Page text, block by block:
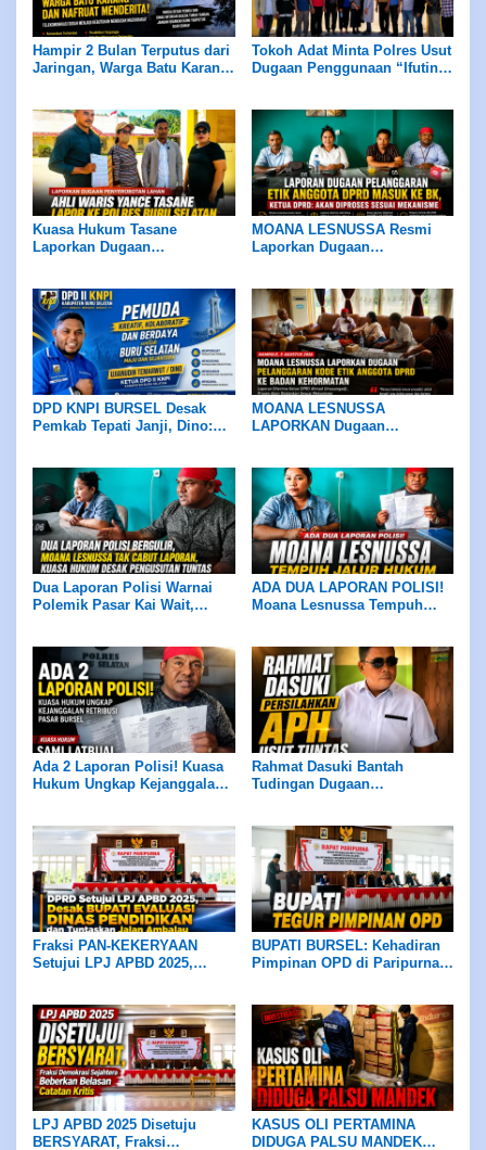
Hampir 2 Bulan Terputus dari
Jaringan, Warga Batu Karang
Tokoh Adat Minta Polres Usut
Dugaan Penggunaan “Ifutin”,
Orang
Kuasa Hukum Tasane
Laporkan Dugaan
Sesuai Hukum
MOANA LESNUSSA Resmi
Laporkan Dugaan
DPD KNPI BURSEL Desak
Pemkab Tepati Janji, Dino:
MOANA LESNUSSA
LAPORKAN Dugaan
DPRD Pastikan Diproses
Sesuai Mekanisme
Dua Laporan Polisi Warnai
Polemik Pasar Kai Wait,
Hukum Desak Pengusutan
hingga Pansus DPRD Bekerja
Objektif
ADA DUA LAPORAN POLISI!
Moana Lesnussa Tempuh
DPRD
Ada 2 Laporan Polisi! Kuasa
Hukum Ungkap Kejanggalan
Rahmat Dasuki Bantah
Tudingan Dugaan
Usut Tuntas
Fraksi PAN-KEKERYAAN
Setujui LPJ APBD 2025,
Jalan Ambalau
BUPATI BURSEL: Kehadiran
Pimpinan OPD di Paripurna
LPJ APBD 2025 Disetuju
BERSYARAT, Fraksi
KASUS OLI PERTAMINA
DIDUGA PALSU MANDEK